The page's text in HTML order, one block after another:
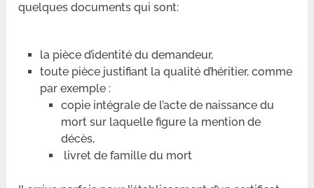
quelques documents qui sont:
la pièce d’identité du demandeur,
toute pièce justifiant la qualité d’héritier, comme
par exemple :
copie intégrale de l’acte de naissance du
mort sur laquelle figure la mention de
décès,
livret de famille du mort